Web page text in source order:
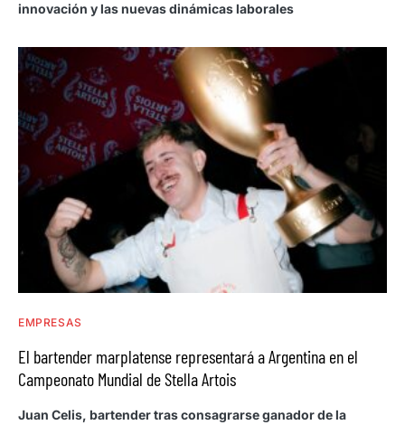
innovación y las nuevas dinámicas laborales
EMPRESAS
El bartender marplatense representará a Argentina en el
Campeonato Mundial de Stella Artois
Juan Celis, bartender tras consagrarse ganador de la